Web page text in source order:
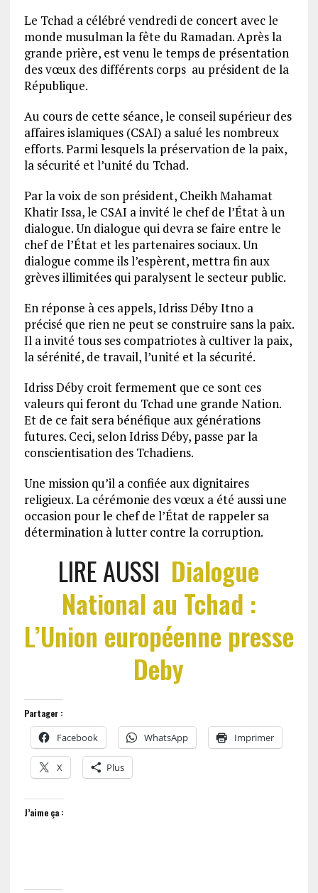
Le Tchad a célébré vendredi de concert avec le
monde musulman la fête du Ramadan. Après la
grande prière, est venu le temps de présentation
des vœux des différents corps au président de la
République.
Au cours de cette séance, le conseil supérieur des
affaires islamiques (CSAI) a salué les nombreux
efforts. Parmi lesquels la préservation de la paix,
la sécurité et l’unité du Tchad.
Par la voix de son président, Cheikh Mahamat
Khatir Issa, le CSAI a invité le chef de l’État à un
dialogue. Un dialogue qui devra se faire entre le
chef de l’État et les partenaires sociaux. Un
dialogue comme ils l’espèrent, mettra fin aux
grèves illimitées qui paralysent le secteur public.
En réponse à ces appels, Idriss Déby Itno a
précisé que rien ne peut se construire sans la paix.
Il a invité tous ses compatriotes à cultiver la paix,
la sérénité, de travail, l’unité et la sécurité.
Idriss Déby croit fermement que ce sont ces
valeurs qui feront du Tchad une grande Nation.
Et de ce fait sera bénéfique aux générations
futures. Ceci, selon Idriss Déby, passe par la
conscientisation des Tchadiens.
Une mission qu’il a confiée aux dignitaires
religieux. La cérémonie des vœux a été aussi une
occasion pour le chef de l’État de rappeler sa
détermination à lutter contre la corruption.
LIRE AUSSI Dialogue
National au Tchad :
L’Union européenne presse
Deby
Partager :
Facebook WhatsApp Imprimer
X Plus
J’aime ça :